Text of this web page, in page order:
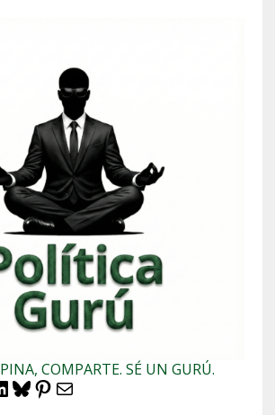
COMPARTE. SÉ UN GURÚ.
Bluesky
Pinterest
Correo electrónico